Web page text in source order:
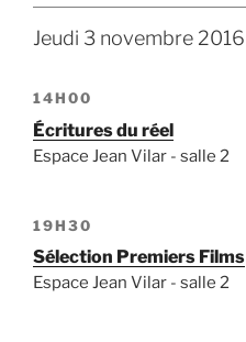
Jeudi 3 novembre 2016
14H00
Écritures du réel
Espace Jean Vilar - salle 2
19H30
Sélection Premiers Films
Espace Jean Vilar - salle 2